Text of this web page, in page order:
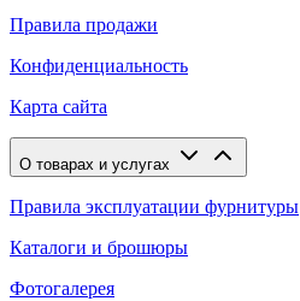
Правила продажи
Конфиденциальность
Карта сайта
О товарах и услугах
Правила эксплуатации фурнитуры
Каталоги и брошюры
Фотогалерея